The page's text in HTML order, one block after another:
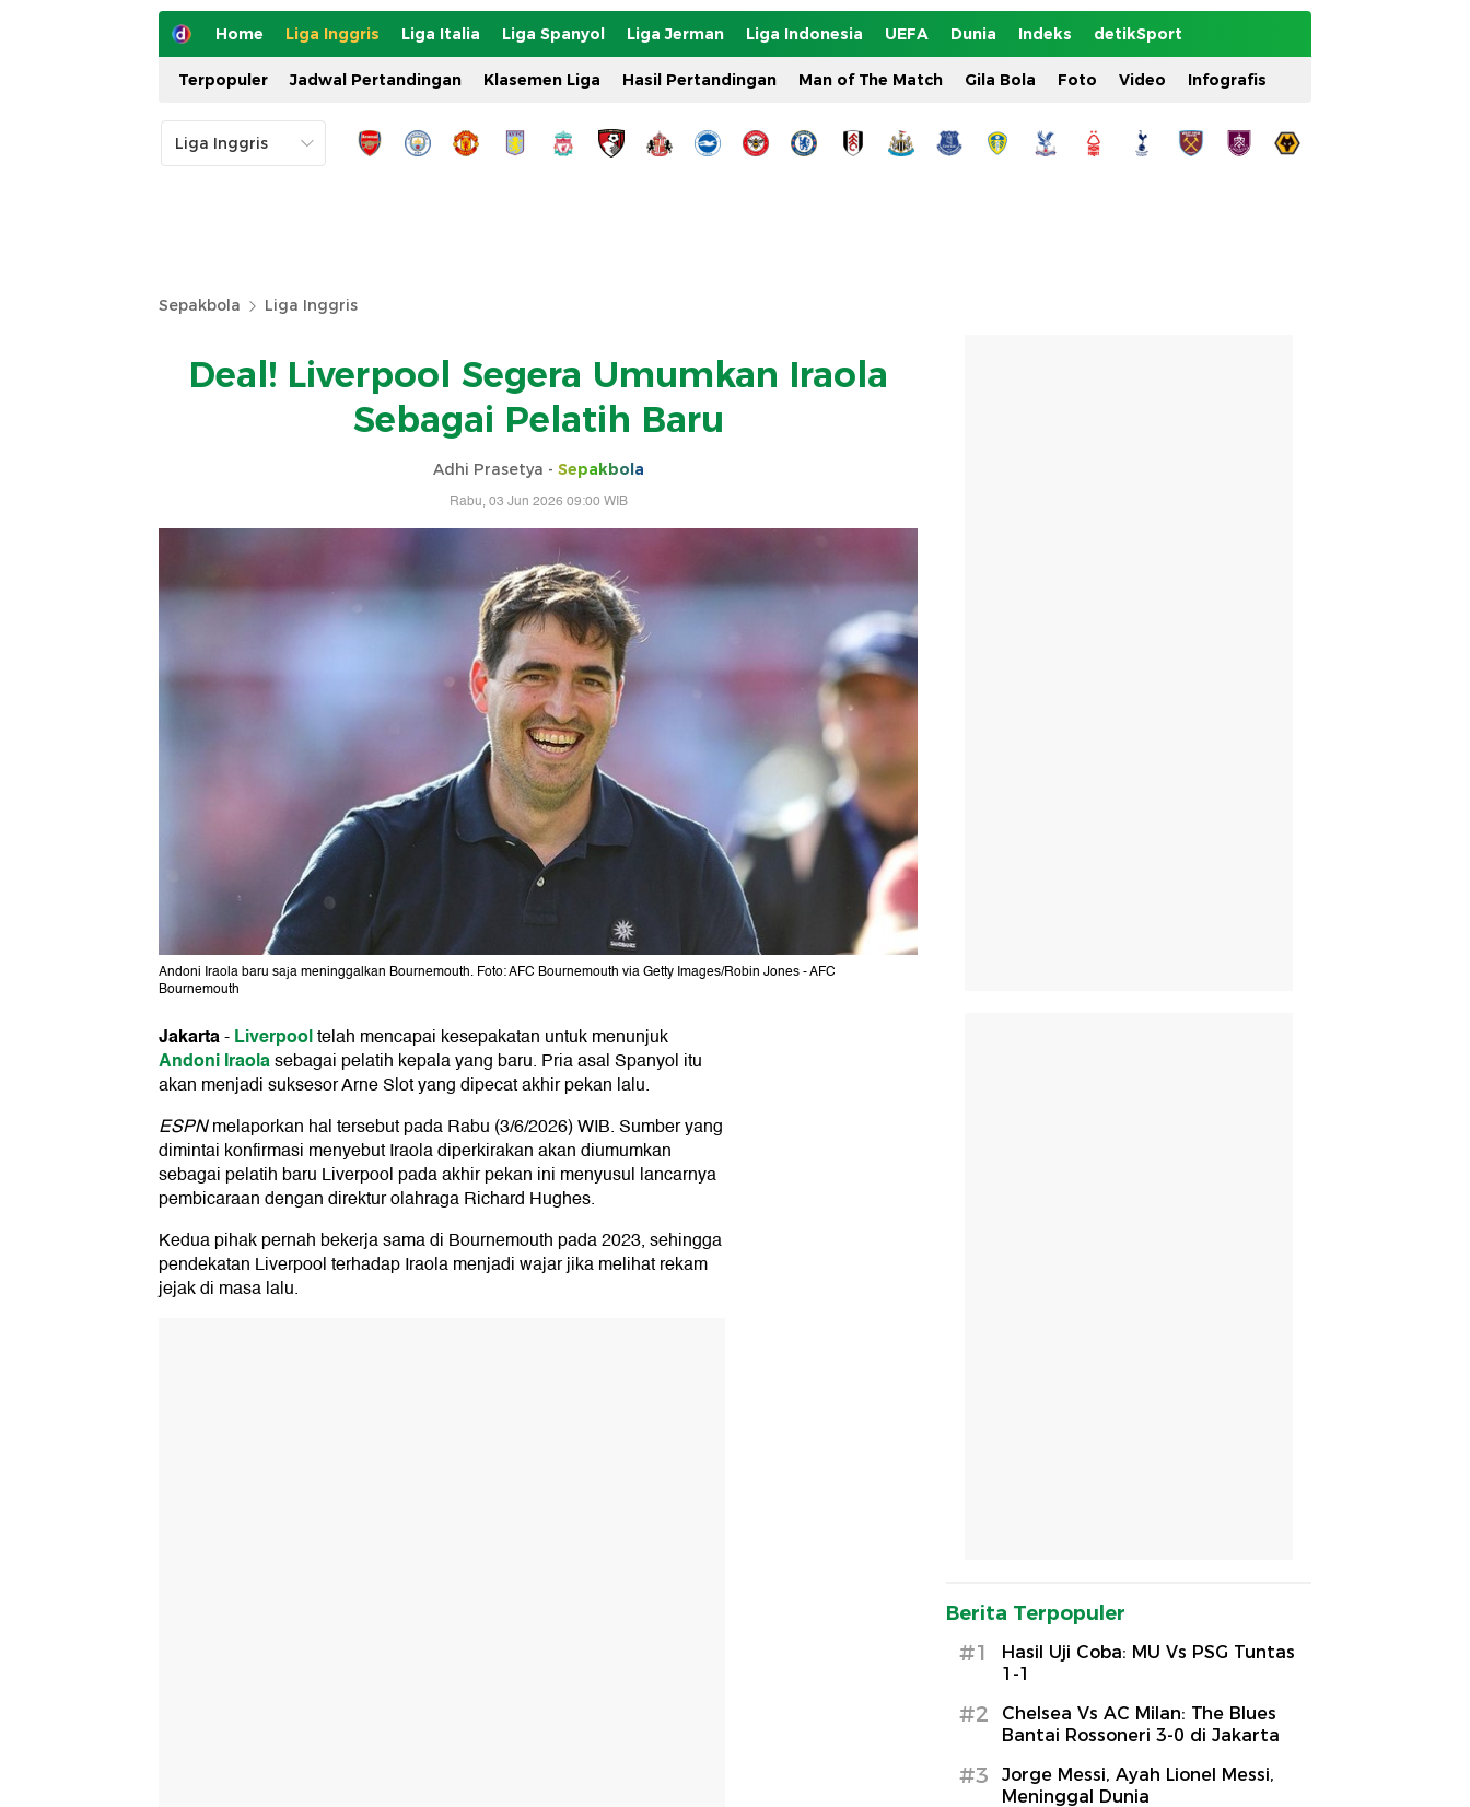
Home Liga Inggris Liga Italia Liga Spanyol Liga Jerman Liga Indonesia UEFA Dunia Indeks detikSport
Terpopuler Jadwal Pertandingan Klasemen Liga Hasil Pertandingan Man of The Match Gila Bola Foto Video Infografis
Sepakbola Liga Inggris
Deal! Liverpool Segera Umumkan Iraola
Sebagai Pelatih Baru
Adhi Prasetya - Sepakbola
Rabu, 03 Jun 2026 09:00 WIB
Andoni Iraola baru saja meninggalkan Bournemouth. Foto: AFC Bournemouth via Getty Images/Robin Jones - AFC
Bournemouth
Jakarta-Liverpooltelah mencapai kesepakatan untuk menunjuk
Andoni Iraolasebagai pelatih kepala yang baru. Pria asal Spanyol itu
akan menjadi suksesor Arne Slot yang dipecat akhir pekan lalu.
ESPNmelaporkan hal tersebut pada Rabu (3/6/2026) WIB. Sumber yang
dimintai konfirmasi menyebut Iraola diperkirakan akan diumumkan
sebagai pelatih baru Liverpool pada akhir pekan ini menyusul lancarnya
pembicaraan dengan direktur olahraga Richard Hughes.
Kedua pihak pernah bekerja sama di Bournemouth pada 2023, sehingga
pendekatan Liverpool terhadap Iraola menjadi wajar jika melihat rekam
jejak di masa lalu.
Berita Terpopuler
#1
Hasil Uji Coba: MU Vs PSG Tuntas
1-1
#2
Chelsea Vs AC Milan: The Blues
Bantai Rossoneri 3-0 di Jakarta
#3
Jorge Messi, Ayah Lionel Messi,
Meninggal Dunia